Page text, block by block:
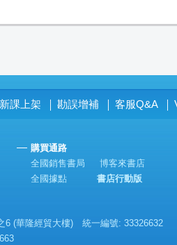
新課上架 勘誤增補 客服Q&A
購買通路
全國銷售書局
博客來書店
全國據點
書店行動版
6 (華隆經貿大樓) 統一編號: 33326632